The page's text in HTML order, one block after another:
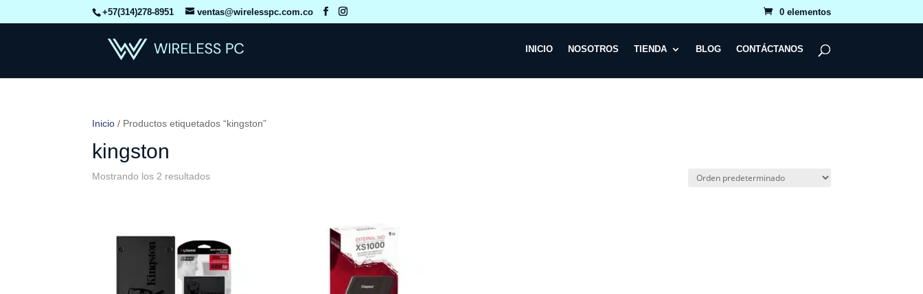
+57(314)278-8951 ventas@wirelesspc.com.co 0 elementos
INICIO NOSOTROS TIENDA BLOG CONTÁCTANOS
Inicio / Productos etiquetados “kingston”
kingston
Mostrando los 2 resultados